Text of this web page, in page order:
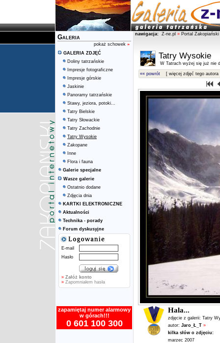
Galeria
pokaż schowek »
GALERIA ZDJĘĆ
Doliny tatrzańskie
Impresje fotograficzne
Impresje górskie
Jaskinie
Panoramy tatrzańskie
Stawy, jeziora, potoki...
Tatry Bielskie
Tatry Słowackie
Tatry Zachodnie
Tatry Wysokie
Zakopane
Inne
Flora i fauna
Galerie specjalne
Wasze galerie
Ostatnio dodane
Zdjęcia dnia
KARTKI ELEKTRONICZNE
Aktualności
Technika - porady
Forum dyskusyjne
E-mail
Hasło
» Załóż konto
» Zapomniałem hasła
zapamiętaj numer alarmowy
w górach!!!
0 601 100 300
nawigacja: Z-ne.pl » Portal Zakopiański
Tatry Wysokie
W Tatrach wyżej się już nie
«« powrót [ więcej zdjęć tego autora
Hala...
zdjęcie z galerii: Tatry
autor: Jaro_Ł_T »
kilka słów o zdjęciu:
marzec 2007